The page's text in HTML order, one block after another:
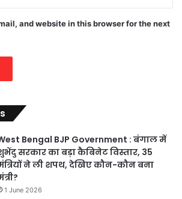
and website in this browser for the next
Bengal BJP Government : बंगाल में
सरकार का बड़ा कैबिनेट विस्तार, 35
ने ली शपथ, देखिए कौन-कौन बना
1 June 2026